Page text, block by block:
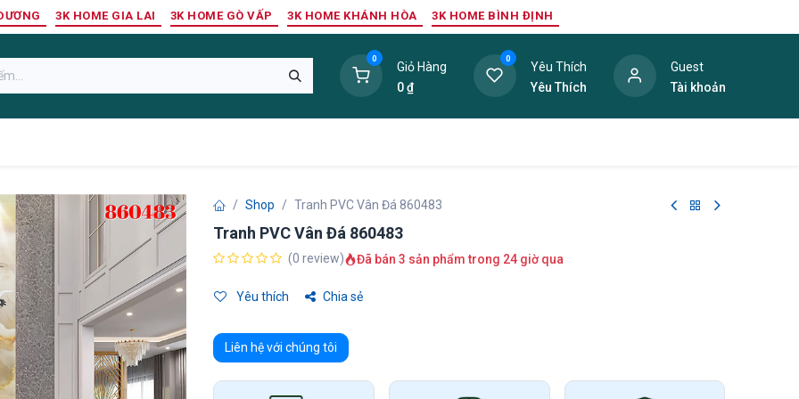
3K HOME GIA LAI 3K HOME GÒ VẤP 3K HOME KHÁNH HÒA 3K HOME BÌNH ĐỊNH
0
Giỏ Hàng
0₫
0
Yêu Thích
Yêu Thích
Guest
Tài khoản
Shop Tranh PVC Vân Đá 860483
Tranh PVC Vân Đá 860483
(0 review) Đã bán 3 sản phẩm trong 24 giờ qua
Yêu thích Chia sẻ
Liên hệ với chúng tôi